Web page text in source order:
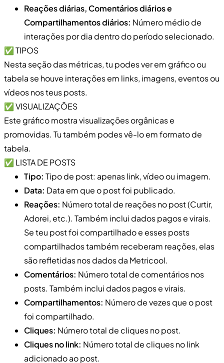
Reações diárias, Comentários diários e
Compartilhamentos diários: Número médio de
interações por dia dentro do período selecionado.
✅ TIPOS
Nesta seção das métricas, tu podes ver em gráfico ou
tabela se houve interações em links, imagens, eventos ou
vídeos nos teus posts.
✅ VISUALIZAÇÕES
Este gráfico mostra visualizações orgânicas e
promovidas. Tu também podes vê-lo em formato de
tabela.
✅ LISTA DE POSTS
Tipo: Tipo de post: apenas link, vídeo ou imagem.
Data: Data em que o post foi publicado.
Reações: Número total de reações no post (Curtir,
Adorei, etc.). Também inclui dados pagos e virais.
Se teu post foi compartilhado e esses posts
compartilhados também receberam reações, elas
são refletidas nos dados da Metricool.
Comentários: Número total de comentários nos
posts. Também inclui dados pagos e virais.
Compartilhamentos: Número de vezes que o post
foi compartilhado.
Cliques: Número total de cliques no post.
Cliques no link: Número total de cliques no link
adicionado ao post.